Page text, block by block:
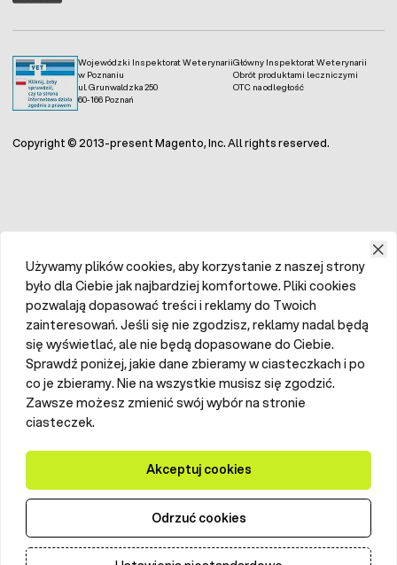
Wojewódzki Inspektorat Weterynarii
w Poznaniu
ul. Grunwaldzka 250
60-166 Poznań
Główny Inspektorat Weterynarii
Obrót produktami leczniczymi
OTC na odległość
Copyright © 2013-present Magento, Inc. All rights reserved.
Używamy plików cookies, aby korzystanie z naszej strony
było dla Ciebie jak najbardziej komfortowe. Pliki cookies
pozwalają dopasować treści i reklamy do Twoich
zainteresowań. Jeśli się nie zgodzisz, reklamy nadal będą
się wyświetlać, ale nie będą dopasowane do Ciebie.
Sprawdź poniżej, jakie dane zbieramy w ciasteczkach i po
co je zbieramy. Nie na wszystkie musisz się zgodzić.
Zawsze możesz zmienić swój wybór na stronie
ciasteczek.
Akceptuj cookies
Odrzuć cookies